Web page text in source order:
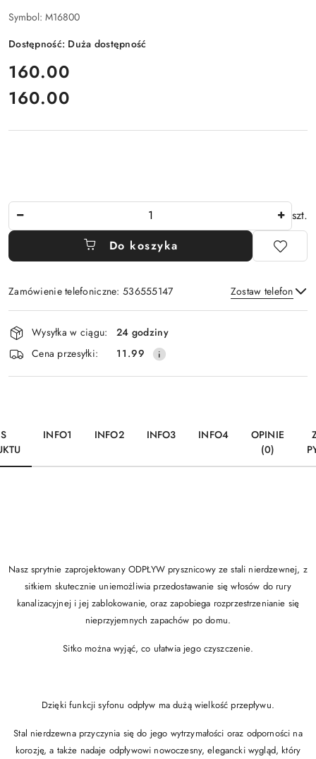
Symbol: M16800
Dostępność: Duża dostępność
cena:
160.00
Cena:
160.00
szt.
Do koszyka
Zamówienie telefoniczne: 536555147 Zostaw telefon
Wyślij
Dostępność
i
dostawa
Wysyłka w ciągu:
24 godziny
Cena przesyłki:
11.99
INFO1 INFO2 INFO3 INFO4
OPINIE
(0)
Nasz sprytnie zaprojektowany ODPŁYW prysznicowy ze stali nierdzewnej, z
sitkiem skutecznie uniemożliwia przedostawanie się włosów do rury
kanalizacyjnej i jej zablokowanie, oraz zapobiega rozprzestrzenianie się
nieprzyjemnych zapachów po domu.
Sitko można wyjąć, co ułatwia jego czyszczenie.
Dzięki funkcji syfonu odpływ ma dużą wielkość przepływu.
Stal nierdzewna przyczynia się do jego wytrzymałości oraz odporności na
korozję, a także nadaje odpływowi nowoczesny, elegancki wygląd, który